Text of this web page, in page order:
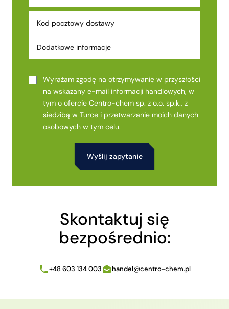
Wyrażam zgodę na otrzymywanie w przyszłości
na wskazany e-mail informacji handlowych, w
tym o ofercie Centro-chem sp. z o.o. sp.k., z
siedzibą w Turce i przetwarzanie moich danych
osobowych w tym celu.
Skontaktuj się
bezpośrednio:
+48 603 134 003 handel@centro-chem.pl